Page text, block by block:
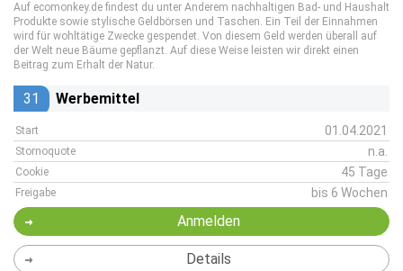
Auf ecomonkey.de findest du unter Anderem nachhaltigen Bad- und Haushalt
Produkte sowie stylische Geldbörsen und Taschen. Ein Teil der Einnahmen
wird für wohltätige Zwecke gespendet. Von diesem Geld werden überall auf
der Welt neue Bäume gepflanzt. Auf diese Weise leisten wir direkt einen
Beitrag zum Erhalt der Natur.
31 Werbemittel
Start 01.04.2021
Stornoquote n.a.
Cookie 45 Tage
Freigabe bis 6 Wochen
Anmelden
Details